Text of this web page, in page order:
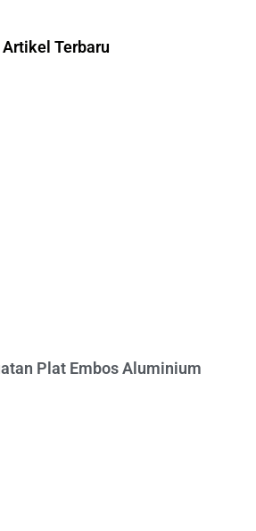
Artikel Terbaru
Plat Embos Aluminium